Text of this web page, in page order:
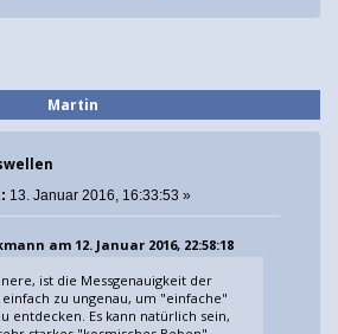
Martin
13. Januar 2016, 16:33:53 »
am 12. Januar 2016, 22:58:18
ist die Messgenauigkeit der
zu ungenau, um "einfache"
entdecken. Es kann natürlich sein,